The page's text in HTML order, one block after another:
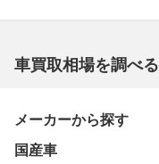
車買取相場を調べる
メーカーから探す
国産車